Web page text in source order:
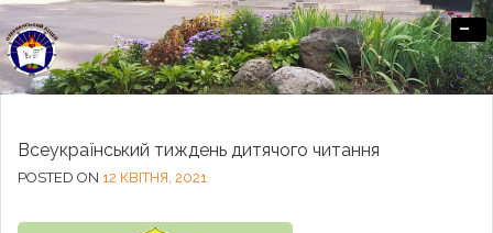
Офіційний сайт Озерненського ліцею
-
Всеукраїнський тиждень дитячого читання
POSTED ON 12 КВІТНЯ, 2021